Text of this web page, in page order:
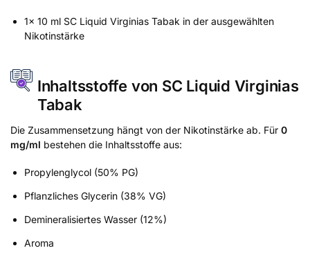
1x 10 ml SC Liquid Virginias Tabak in der ausgewählten
Nikotinstärke
Inhaltsstoffe von SC Liquid Virginias
Tabak
Die Zusammensetzung hängt von der Nikotinstärke ab. Für 0
mg/ml bestehen die Inhaltsstoffe aus:
Propylenglycol (50% PG)
Pflanzliches Glycerin (38% VG)
Demineralisiertes Wasser (12%)
Aroma